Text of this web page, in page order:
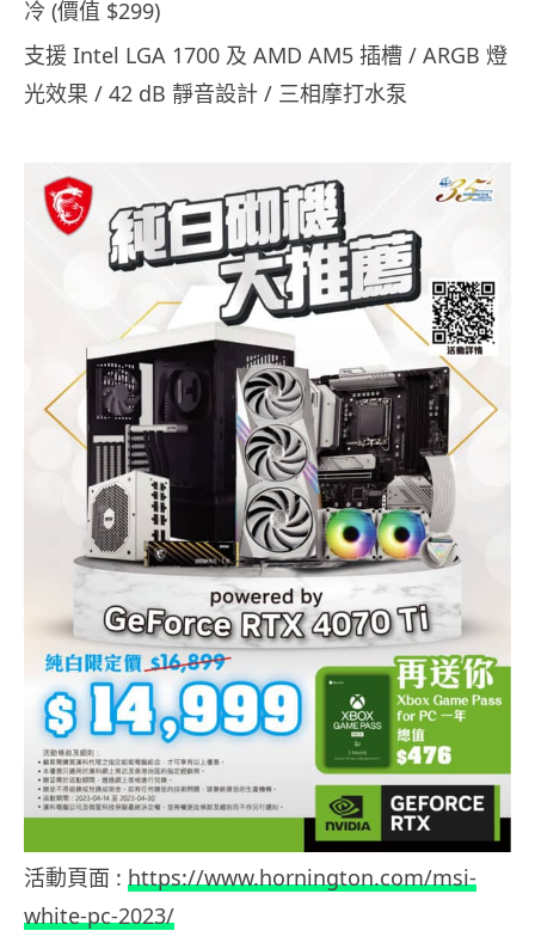
冷 (價值 $299)
支援 Intel LGA 1700 及 AMD AM5 插槽 / ARGB 燈
光效果 / 42 dB 靜音設計 / 三相摩打水泵
活動頁面 : https://www.hornington.com/msi-
white-pc-2023/